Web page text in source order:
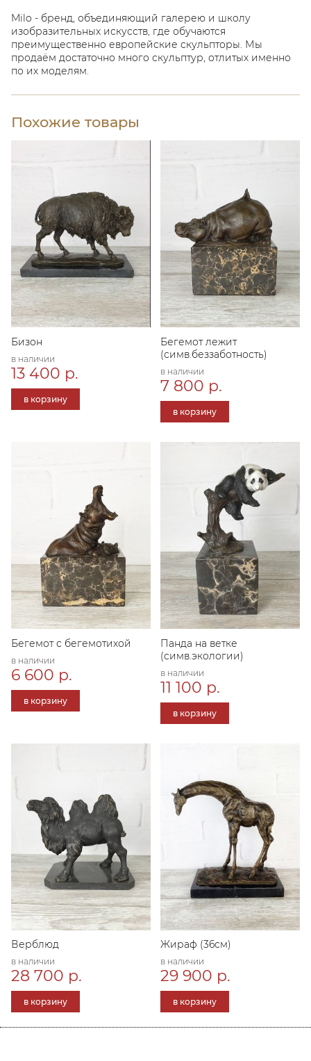
Milo - бренд, объединяющий галерею и школу
изобразительных искусств, где обучаются
преимущественно европейские скульпторы. Мы
продаём достаточно много скульптур, отлитых именно
по их моделям.
Похожие товары
Бизон
в наличии
13 400 р.
в корзину
Бегемот лежит
(симв.беззаботность)
в наличии
7 800 р.
в корзину
Бегемот с бегемотихой
в наличии
6 600 р.
в корзину
Панда на ветке
(симв.экологии)
в наличии
11 100 р.
в корзину
Верблюд
в наличии
28 700 р.
в корзину
Жираф (36см)
в наличии
29 900 р.
в корзину